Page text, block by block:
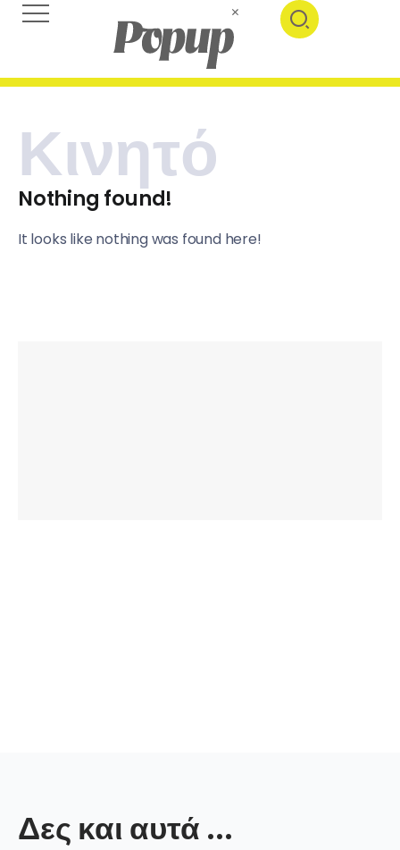
Κινητό
Nothing found!
It looks like nothing was found here!
Δες και αυτά ...